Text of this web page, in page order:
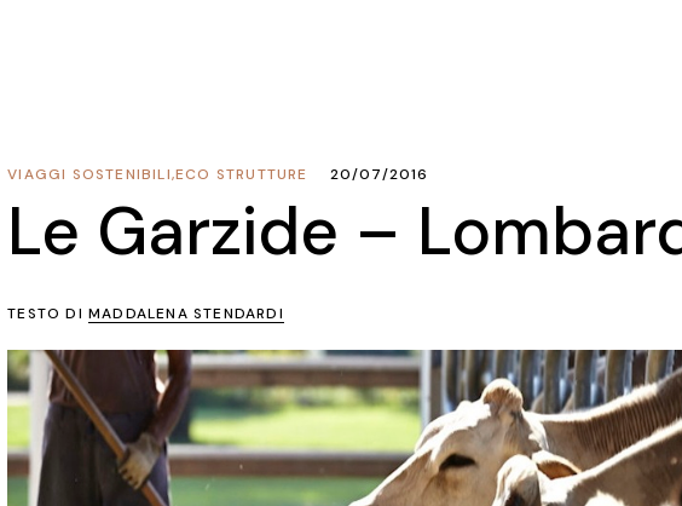
ECO STRUTTURE
,
VIAGGI SOSTENIBILI 20/07/2016
Le Garzide –
TESTO DI MADDALENA STENDARDI